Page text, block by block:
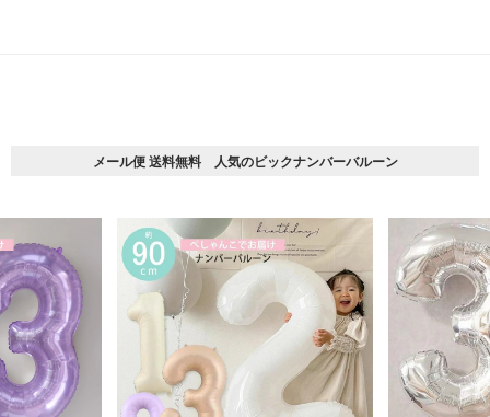
メール便 送料無料 人気のビックナンバーバルーン